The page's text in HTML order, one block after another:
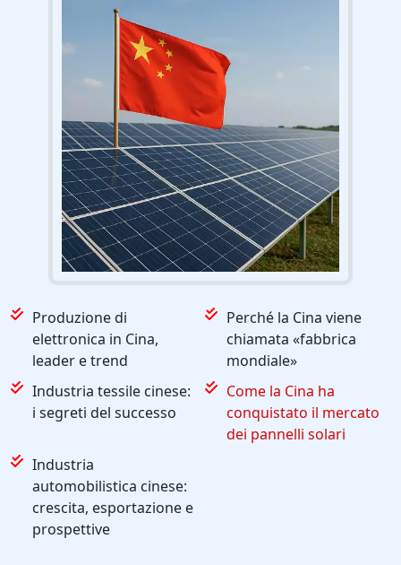
Produzione di
elettronica in Cina,
leader e trend
Perché la Cina viene
chiamata «fabbrica
mondiale»
Industria tessile cinese:
i segreti del successo
Come la Cina ha
conquistato il mercato
dei pannelli solari
Industria
automobilistica cinese:
crescita, esportazione e
prospettive